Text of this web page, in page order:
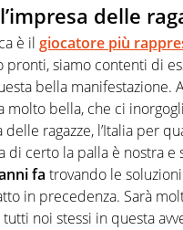
delle
è il giocatore più
pronti, siamo contenti di
bella manifestazione.
molto bella, che ci
ragazze, l’Italia per
di certo la palla è nostra e
fa trovando le
in precedenza. Sarà
noi stessi in questa